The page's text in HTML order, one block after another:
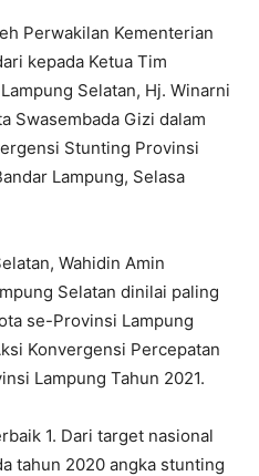
Perwakilan Kementerian
kepada Ketua Tim
Selatan, Hj. Winarni
Swasembada Gizi dalam
Stunting Provinsi
Lampung, Selasa
Wahidin Amin
Selatan dinilai paling
se-Provinsi Lampung
Konvergensi Percepatan
Lampung Tahun 2021.
1. Dari target nasional
tahun 2020 angka stunting